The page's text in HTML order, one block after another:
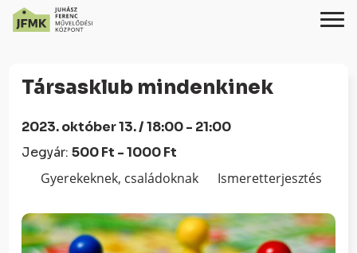
Content
navigációhoz
Társasklub mindenkinek
2023. október 13. / 18:00 - 21:00
Jegyár:500 Ft - 1000 Ft
Gyerekeknek, családoknak Ismeretterjesztés